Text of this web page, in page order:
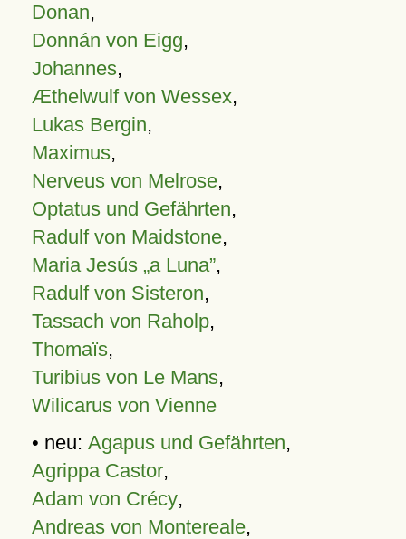
Donan,
Donnán von Eigg,
Johannes,
Æthelwulf von Wessex,
Lukas Bergin,
Maximus,
Nerveus von Melrose,
Optatus und Gefährten,
Radulf von Maidstone,
Maria Jesús „a Luna”,
Radulf von Sisteron,
Tassach von Raholp,
Thomaïs,
Turibius von Le Mans,
Wilicarus von Vienne
• neu: Agapus und Gefährten,
Agrippa Castor,
Adam von Crécy,
Andreas von Montereale,